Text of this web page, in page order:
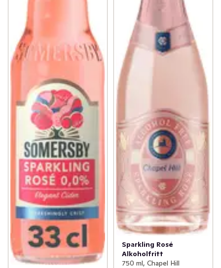
Sparkling Rosé
Alkoholfritt
750 ml, Chapel Hill